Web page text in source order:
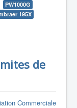
PW1000G
195X
de
Commerciale